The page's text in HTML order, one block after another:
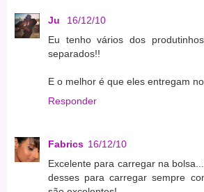
Ju
16/12/10
Eu tenho vários dos
separados!!
E o melhor é que eles entregam
Responder
Fabrics 16/12/10
Excelente para carregar na
desses para carregar sempre